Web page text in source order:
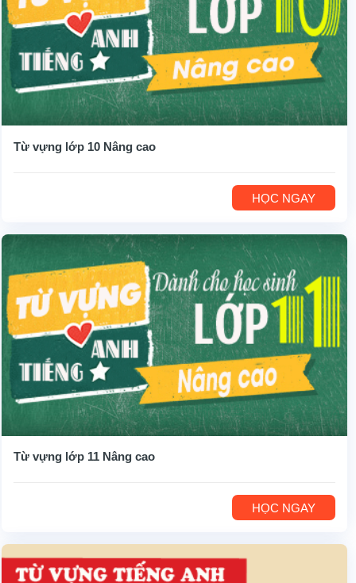
Từ vựng lớp 10 Nâng cao
HỌC NGAY
Từ vựng lớp 11 Nâng cao
HỌC NGAY